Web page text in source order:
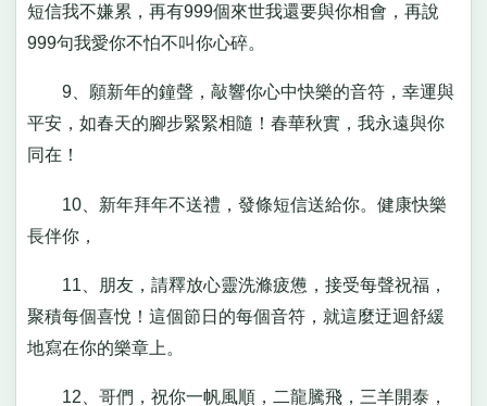
短信我不嫌累，再有999個來世我還要與你相會，再說
999句我愛你不怕不叫你心碎。
9、願新年的鐘聲，敲響你心中快樂的音符，幸運與
平安，如春天的腳步緊緊相隨！春華秋實，我永遠與你
同在！
10、新年拜年不送禮，發條短信送給你。健康快樂
長伴你，
11、朋友，請釋放心靈洗滌疲憊，接受每聲祝福，
聚積每個喜悅！這個節日的每個音符，就這麼迂迴舒緩
地寫在你的樂章上。
12、哥們，祝你一帆風順，二龍騰飛，三羊開泰，